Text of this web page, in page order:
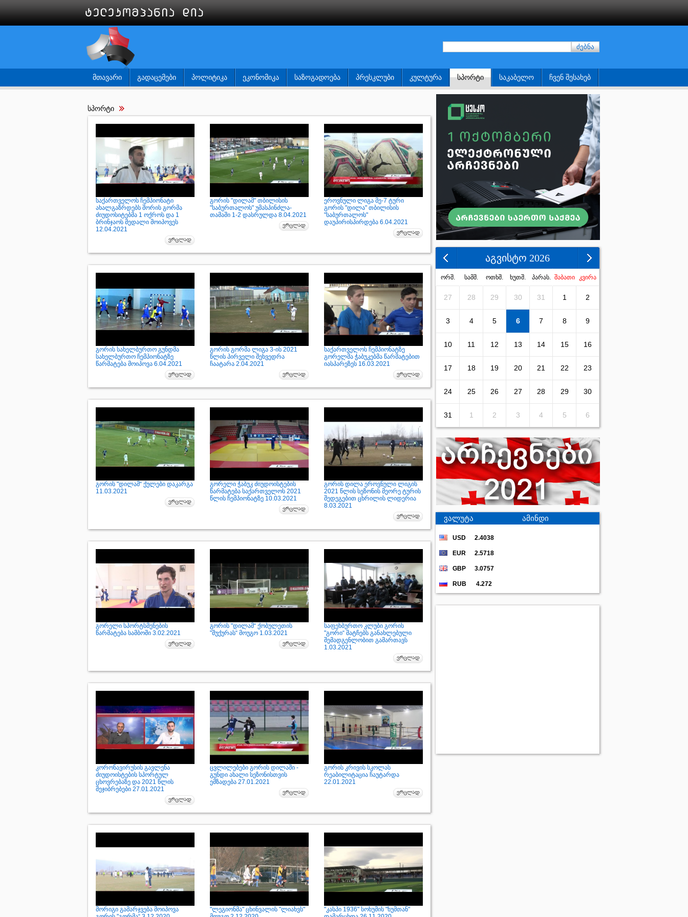
ძებნა
ᲛᲗᲐᲕᲐᲠᲘ ᲒᲐᲓᲐᲪᲔᲛᲔᲑᲘ ᲞᲝᲚᲘᲢᲘᲙᲐ ᲔᲙᲝᲜᲝᲛᲘᲙᲐ ᲡᲐᲖᲝᲒᲐᲓᲝᲔᲑᲐ ᲞᲠᲔᲡᲙᲚᲣᲑᲘ ᲙᲣᲚᲢᲣᲠᲐ ᲡᲞᲝᲠᲢᲘ ᲡᲐᲙᲐᲑᲔᲚᲝ ᲩᲕᲔᲜ ᲨᲔᲡᲐᲮᲔᲑ
სპორტი
საქართველოს ჩემპიონატი
ახალგაზრდებს შორის გორმა
ძიუდოსიტებმა 1 ოქროს და 1
ბრინჯაოს მედალი მოიპოვეს
12.04.2021
გორის "დილამ" თბილისის
"საბურთალოს" უმასპინძლა-
თამაში 1-2 დასრულდა 8.04.2021
ეროვნული ლიგა მე-7 ტური
გორის "დილა" თბილისის
"საბურთალოს"
დაუპირისპირდება 6.04.2021
გორის სახელბურთო გუნდმა
სახელბურთო ჩემპიონატზე
წარმატება მოიპოვა 6.04.2021
გორის გორმა ლიგა 3-ის 2021
წლის პირველი შეხვედრა
ჩაატარა 2.04.2021
საქართველოს ჩემპიონატზე
გორელმა ჭაბუკებმა წარმატებით
იასპარეზეს 16.03.2021
გორის "დილამ“ ქულები დაკარგა
11.03.2021
გორელი ჭაბუკ ძიუდოისტების
წარმატება საქართველოს 2021
წლის ჩემპიონატზე 10.03.2021
გორის დილა ეროვნული ლიგის
2021 წლის სეზონის მეორე ტურის
შედეგებით ცხრილის ლიდერია
8.03.2021
გორელი სპორტსმენების
წარმატება სამბოში 3.02.2021
გორის "დილამ“ ქობულეთის
"შუქურას“ მოუგო 1.03.2021
საფეხბურთო კლუბი გორის
"გორი“ მატჩებს განახლებული
შემადგენლობით გამართავს
1.03.2021
კორონავირუსის გავლენა
ძიუდოისტების სპორტულ
ცხოვრებაზე და 2021 წლის
შეჯიბრებები 27.01.2021
ცვლილებები გორის დილაში -
გუნდი ახალი სეზონისთვის
ემზადება 27.01.2021
გორის კრივის სკოლას
რეაბილიტაცია ჩაუტარდა
22.01.2021
მორიგი გამარჯვება მოიპოვა
"ლეგიონმა" ცხინვალის "ლიახვს"
"კასპი 1936" სოხუმის "ხუმთან"
აგვისტო 2026
ორშ. სამშ. ოთხშ. ხუთშ. პარას. შაბათი კვირა
27 28 29 30 31 1 2
3 4 5 6 7 8 9
10 11 12 13 14 15 16
17 18 19 20 21 22 23
24 25 26 27 28 29 30
31 1 2 3 4 5 6
ვალუტა ამინდი
USD 2.4038
EUR 2.5718
GBP 3.0757
RUB 4.272